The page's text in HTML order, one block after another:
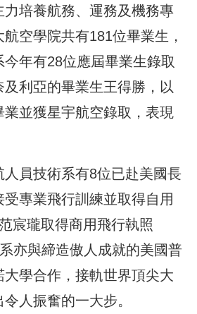
培養航務、運務及機務專
空學院共有181位畢業生，
年有28位應屆畢業生錄取
利亞的畢業生王得勝，以
並獲星宇航空錄取，表現
人員技術系有8位已赴美國長
專業飛行訓練並取得自用
宸瓏取得商用飛行執照
亦與締造傲人成就的美國普
學合作，接軌世界頂尖大
人振奮的一大步。